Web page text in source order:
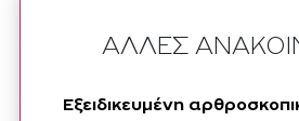
ΑΛΛΕΣ
Εξειδικευμένη